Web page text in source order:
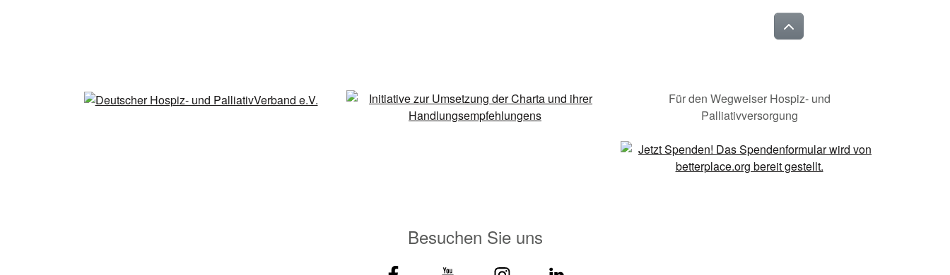
Für den Wegweiser Hospiz- und
Palliativversorgung
Besuchen Sie uns